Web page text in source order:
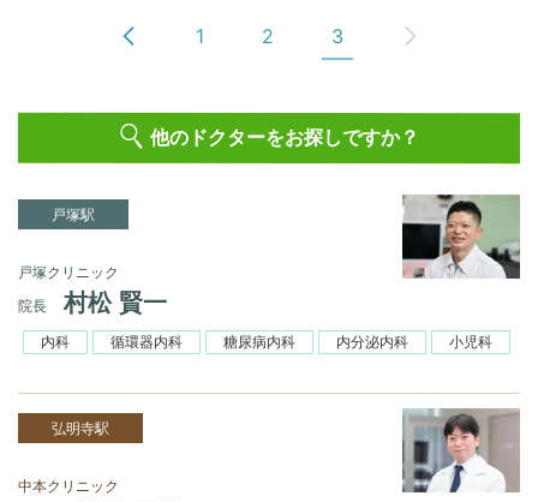
1 2 3
他のドクターをお探しですか？
戸塚駅
戸塚クリニック
院長
村松 賢一
内科 循環器内科 糖尿病内科 内分泌内科 小児科
弘明寺駅
中本クリニック